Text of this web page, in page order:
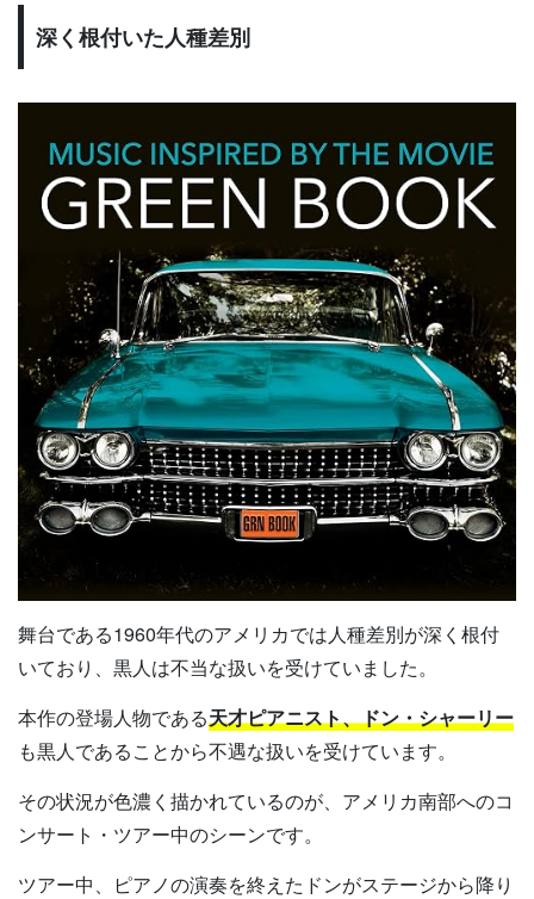
深く根付いた人種差別
舞台である1960年代のアメリカでは人種差別が深く根付
いており、黒人は不当な扱いを受けていました。
本作の登場人物である天才ピアニスト、ドン・シャーリー
も黒人であることから不遇な扱いを受けています。
その状況が色濃く描かれているのが、アメリカ南部へのコ
ンサート・ツアー中のシーンです。
ツアー中、ピアノの演奏を終えたドンがステージから降り